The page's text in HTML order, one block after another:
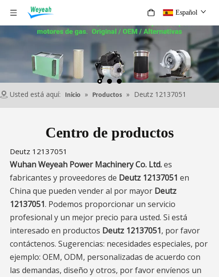
Español
Usted está aquí: Inicio » Productos » Deutz 12137051
Centro de productos
Deutz 12137051
Wuhan Weyeah Power Machinery Co. Ltd.es
fabricantes y proveedores de Deutz 12137051 en
China que pueden vender al por mayor Deutz
12137051. Podemos proporcionar un servicio
profesional y un mejor precio para usted. Si está
interesado en productos Deutz 12137051, por favor
contáctenos. Sugerencias: necesidades especiales, por
ejemplo: OEM, ODM, personalizadas de acuerdo con
las demandas, diseño y otros, por favor envíenos un